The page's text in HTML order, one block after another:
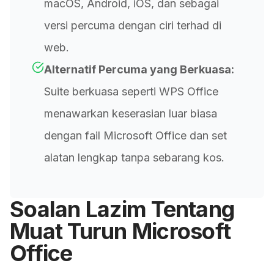
macOS, Android, iOS, dan sebagai
versi percuma dengan ciri terhad di
web.
Alternatif Percuma yang Berkuasa:
Suite berkuasa seperti WPS Office
menawarkan keserasian luar biasa
dengan fail Microsoft Office dan set
alatan lengkap tanpa sebarang kos.
Soalan Lazim Tentang
Muat Turun Microsoft
Office